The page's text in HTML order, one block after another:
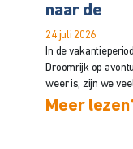
naar de
24 juli 2026
In de
Droomrijk op
weer is, zijn we
Meer